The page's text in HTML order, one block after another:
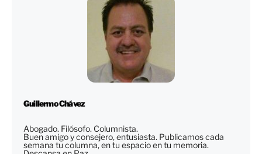
Guillermo Chávez
Abogado. Filósofo. Columnista.
Buen amigo y consejero, entusiasta. Publicamos cada
semana tu columna, en tu espacio en tu memoria.